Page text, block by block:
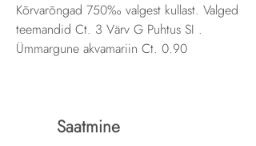
Kõrvarõngad 750‰ valgest kullast. Valged
teemandid Ct. 3 Värv G Puhtus SI .
Ümmargune akvamariin Ct. 0.90
Saatmine